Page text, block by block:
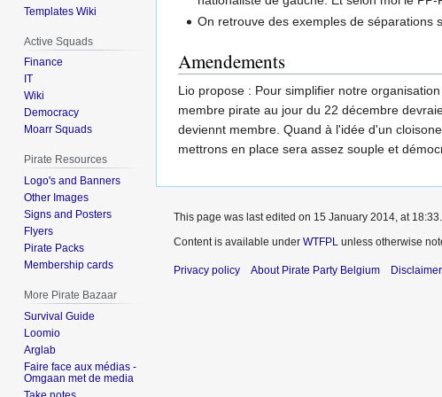
On retrouve des exemples de séparations
Amendements
Lio propose : Pour simplifier notre
membre pirate au jour du 22 décembre
deviennt membre. Quand à l'idée d'un
mettrons en place sera assez souple et
Templates Wiki
Active Squads
Finance
IT
Wiki
Democracy
Moarr Squads
Pirate Resources
Logo's and Banners
Other Images
Signs and Posters
Flyers
Pirate Packs
Membership cards
More Pirate Bazaar
Survival Guide
Loomio
Arglab
Faire face aux médias -
Omgaan met de media
This page was last edited on 15 January 2014, at 18:33.
Content is available under WTFPL unless otherwise
Privacy policy About Pirate Party Belgium